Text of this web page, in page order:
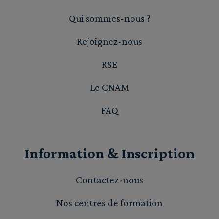
Qui sommes-nous ?
Rejoignez-nous
RSE
Le CNAM
FAQ
Information & Inscription
Contactez-nous
Nos centres de formation